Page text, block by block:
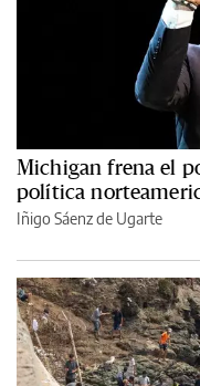
Michigan frena el
política
Iñigo Sáenz de Ugarte